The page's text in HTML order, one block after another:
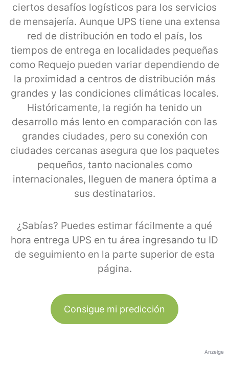
ciertos desafíos logísticos para los servicios
de mensajería. Aunque UPS tiene una extensa
red de distribución en todo el país, los
tiempos de entrega en localidades pequeñas
como Requejo pueden variar dependiendo de
la proximidad a centros de distribución más
grandes y las condiciones climáticas locales.
Históricamente, la región ha tenido un
desarrollo más lento en comparación con las
grandes ciudades, pero su conexión con
ciudades cercanas asegura que los paquetes
pequeños, tanto nacionales como
internacionales, lleguen de manera óptima a
sus destinatarios.
¿Sabías? Puedes estimar fácilmente a qué
hora entrega UPS en tu área ingresando tu ID
de seguimiento en la parte superior de esta
página.
Consigue mi predicción
Anzeige